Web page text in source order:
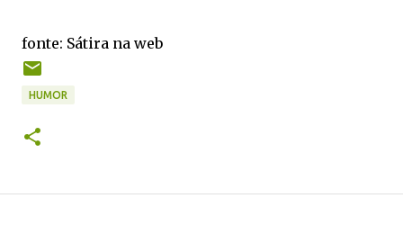
fonte: Sátira na web
HUMOR